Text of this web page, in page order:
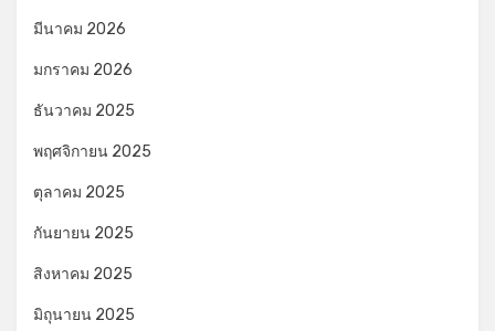
มีนาคม 2026
มกราคม 2026
ธันวาคม 2025
พฤศจิกายน 2025
ตุลาคม 2025
กันยายน 2025
สิงหาคม 2025
มิถุนายน 2025